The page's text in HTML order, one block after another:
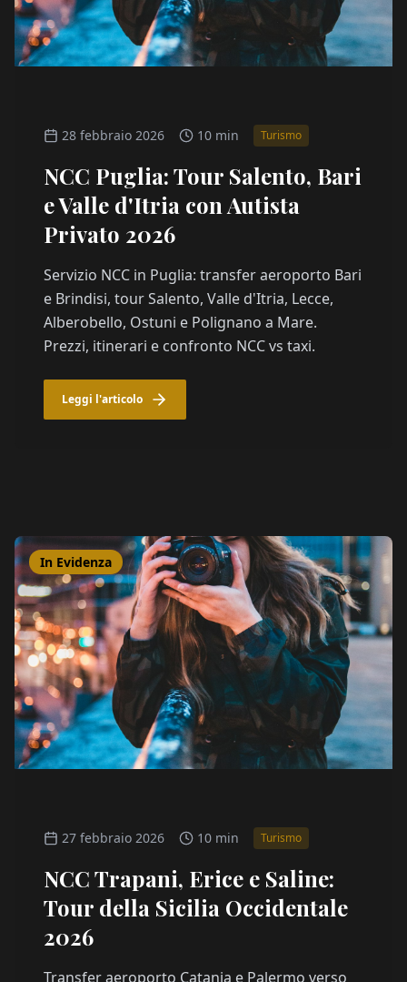
28 febbraio 2026 10 min Turismo
NCC Puglia: Tour Salento, Bari
e Valle d'Itria con Autista
Privato 2026
Servizio NCC in Puglia: transfer aeroporto Bari
e Brindisi, tour Salento, Valle d'Itria, Lecce,
Alberobello, Ostuni e Polignano a Mare.
Prezzi, itinerari e confronto NCC vs taxi.
Leggi l'articolo
In Evidenza
27 febbraio 2026 10 min Turismo
NCC Trapani, Erice e Saline:
Tour della Sicilia Occidentale
2026
Transfer aeroporto Catania e Palermo verso